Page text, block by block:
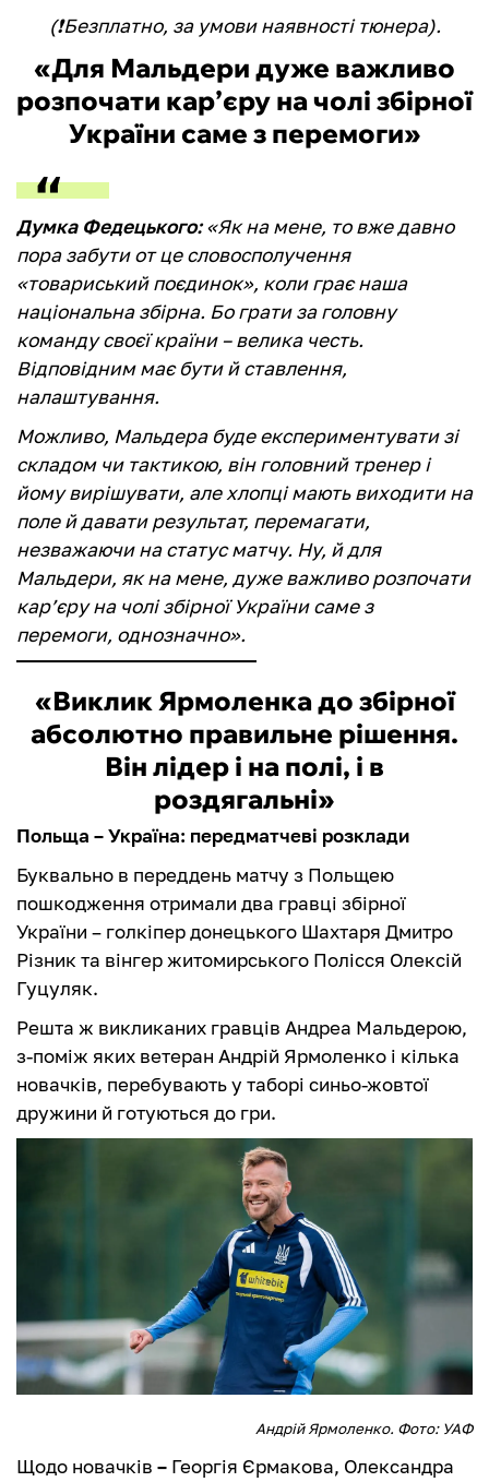
(❗️Безплатно, за умови наявності тюнера).
«Для Мальдери дуже важливо
розпочати кар’єру на чолі збірної
України саме з перемоги»
Думка Федецького:«Як на мене, то вже давно
пора забути от це словосполучення
«товариський поєдинок», коли грає наша
національна збірна. Бо грати за головну
команду своєї країни – велика честь.
Відповідним має бути й ставлення,
налаштування.
Можливо, Мальдера буде експериментувати зі
складом чи тактикою, він головний тренер і
йому вирішувати, але хлопці мають виходити на
поле й давати результат, перемагати,
незважаючи на статус матчу. Ну, й для
Мальдери, як на мене, дуже важливо розпочати
кар’єру на чолі збірної України саме з
перемоги, однозначно».
«Виклик Ярмоленка до збірної
абсолютно правильне рішення.
Він лідер і на полі, і в
роздягальні»
Польща – Україна: передматчеві розклади
Буквально в переддень матчу з Польщею
пошкодження отримали два гравці збірної
України – голкіпер донецького Шахтаря Дмитро
Різник та вінгер житомирського Полісся Олексій
Гуцуляк.
Решта ж викликаних гравців Андреа Мальдерою,
з-поміж яких ветеран Андрій Ярмоленко і кілька
новачків, перебувають у таборі синьо-жовтої
дружини й готуються до гри.
Андрій Ярмоленко. Фото: УАФ
Щодо новачків – Георгія Єрмакова, Олександра